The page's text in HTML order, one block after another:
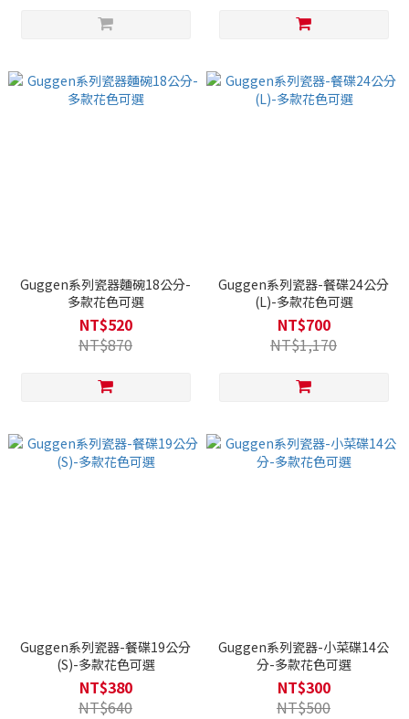
Guggen系列瓷器麵碗18公分-
多款花色可選
NT$520
NT$870
Guggen系列瓷器-餐碟24公分
(L)-多款花色可選
NT$700
NT$1,170
Guggen系列瓷器-餐碟19公分
(S)-多款花色可選
NT$380
NT$640
Guggen系列瓷器-小菜碟14公
分-多款花色可選
NT$300
NT$500